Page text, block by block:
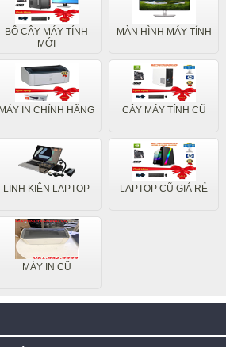
BỘ CÂY MÁY TÍNH
MỚI
MÀN HÌNH MÁY TÍNH
MÁY IN CHÍNH HÃNG CÂY MÁY TÍNH CŨ
LINH KIỆN LAPTOP LAPTOP CŨ GIÁ RẺ
MÁY IN CŨ